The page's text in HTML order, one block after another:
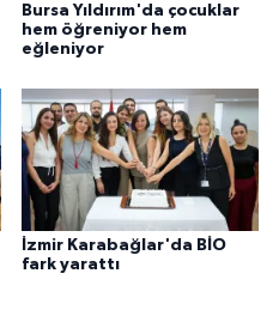
Bursa Yıldırım'da çocuklar
hem öğreniyor hem
eğleniyor
İzmir Karabağlar'da BİO
fark yarattı